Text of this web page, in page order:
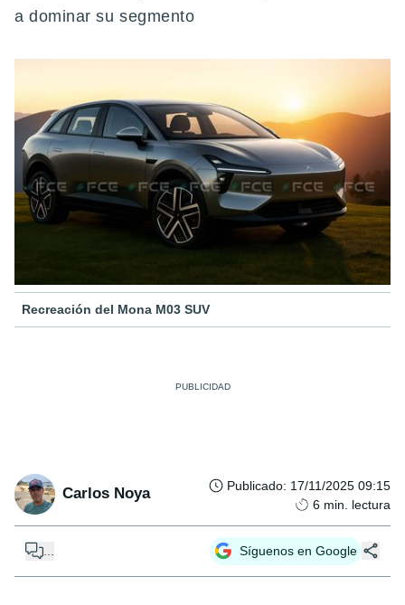
a dominar su segmento
Recreación del Mona M03 SUV
Carlos Noya Publicado: 17/11/2025 09:15
6 min. lectura
Síguenos en Google